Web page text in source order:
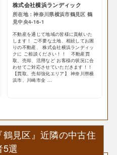
株式会社横浜ランディック
所在地：神奈川県横浜市鶴見区 鶴
見中央4-16-1
不動産を通じて地域の皆様に貢献いた
します！ ご不要な土地、相続してお困
りの不動産、 株式会社横浜ランディッ
クに ご相談ください！！ 不動産買
取、売却、活用など お客様の状況に合
わせてご対応させていただきます！！
【買取、売却強化エリア】 神奈川県横
浜市、川崎市全 ...
見区』近隣の中古住
選